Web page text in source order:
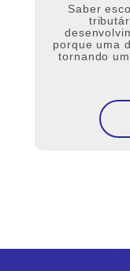
Saber
porque uma
tornando